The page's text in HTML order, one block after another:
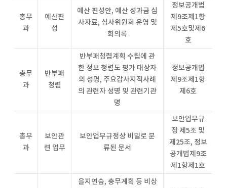
총무
과
예산편
성
예산 편성안, 예산 성과금 심
사자료, 심사위원회 운영 및
회의록
정보공개법
제9조제1항
제5호및제6
호
총무
과
반부패
청렴
반부패청렴계획 수립에 관
한 정보 청렴도 평가 대상자
의 성명, 주요감사지적사례
의 관련자 성명 및 관련기관
명
정보공개법
제9조제1항
제6호
총무
과
보안관
련 업무
보안업무규정상 비밀로 분
류된 문서
보안업무규
정 제5조 및
제25조, 정보
공개법제9조
제1항제1호
을지연습, 충무계획 등 비상